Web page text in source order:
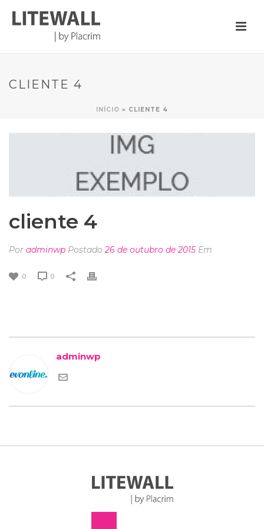
CLIENTE 4
INÍCIO » CLIENTE 4
cliente 4
Por adminwp Postado 26 de outubro de 2015 Em
0 0
adminwp